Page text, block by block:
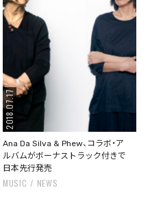
2018.07.17
Ana Da Silva & Phew、コラボ・ア
ルバムがボーナストラック付きで
日本先行発売
MUSIC NEWS